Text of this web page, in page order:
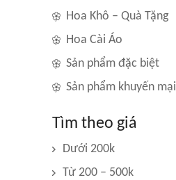
Hoa Khô – Quà Tặng
Hoa Cài Áo
Sản phẩm đặc biệt
Sản phẩm khuyến mại
Tìm theo giá
Dưới 200k
Từ 200 – 500k